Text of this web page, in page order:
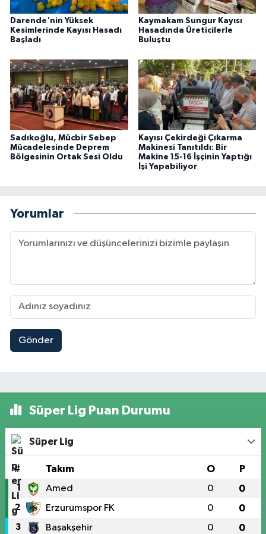
Darende'nin Yüksek
Kesimlerinde Kayısı Hasadı
Başladı
Kaymakam Sungur Kayısı
Hasadında Üreticilerle
Buluştu
Sadıkoğlu, Mücbir Sebep
Mücadelesinde Deprem
Bölgesinin Ortak Sesi Oldu
Kayısı Çekirdeği Çıkarma
Makinesi Tanıtıldı: Bir
Makine 15-16 İşçinin Yaptığı
İşi Yapabiliyor
Yorumlar
Gönder
Süper Lig Puan Durumu
Süper Lig
# Takım O P
1 Amed 0 0
2 Erzurumspor FK 0 0
3 Başakşehir 0 0